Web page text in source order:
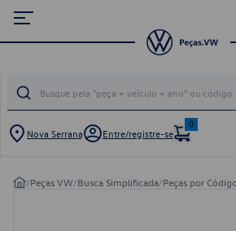
Nova Serrana Entre/registre-se
0
/Peças VW/Busca Simplificada/Peças por